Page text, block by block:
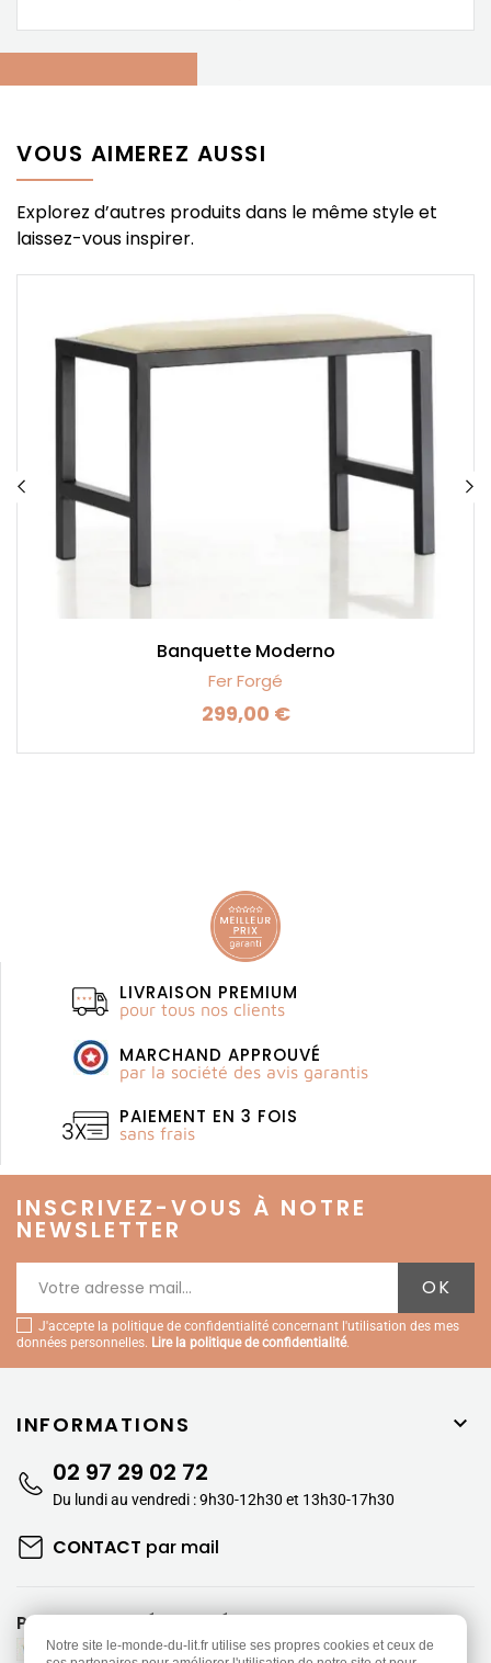
VOUS AIMEREZ AUSSI
Explorez d’autres produits dans le même style et
laissez-vous inspirer.
Banquette Moderno
Fer Forgé
Prix
299,00 €
LIVRAISON PREMIUM
pour tous nos clients
MARCHAND APPROUVÉ
par la société des avis garantis
PAIEMENT EN 3 FOIS
sans frais
INSCRIVEZ-VOUS À NOTRE
NEWSLETTER
J'accepte la politique de confidentialité concernant l'utilisation des mes
données personnelles. Lire la politique de confidentialité.
INFORMATIONS 
02 97 29 02 72
Du lundi au vendredi : 9h30-12h30 et 13h30-17h30
CONTACT par mail
PAIEMENTS SÉCURISÉS
Notre site le-monde-du-lit.fr utilise ses propres cookies et ceux de